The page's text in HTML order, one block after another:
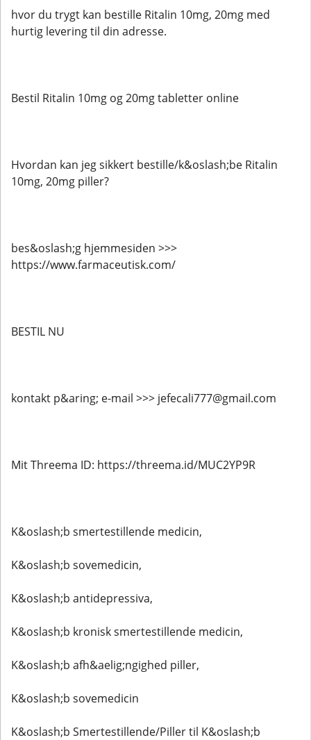
hvor du trygt kan bestille Ritalin 10mg, 20mg med
hurtig levering til din adresse.
Bestil Ritalin 10mg og 20mg tabletter online
Hvordan kan jeg sikkert bestille/k&oslash;be Ritalin
10mg, 20mg piller?
bes&oslash;g hjemmesiden >>>
https://www.farmaceutisk.com/
BESTIL NU
kontakt p&aring; e-mail >>> jefecali777@gmail.com
Mit Threema ID: https://threema.id/MUC2YP9R
K&oslash;b smertestillende medicin,
K&oslash;b sovemedicin,
K&oslash;b antidepressiva,
K&oslash;b kronisk smertestillende medicin,
K&oslash;b afh&aelig;ngighed piller,
K&oslash;b sovemedicin
K&oslash;b Smertestillende/Piller til K&oslash;b